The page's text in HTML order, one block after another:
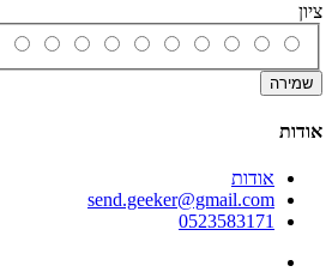
ציון
שמירה
אודות
אודות
send.geeker@gmail.com
0523583171